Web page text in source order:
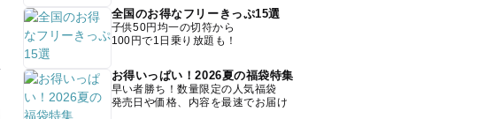
全国のお得なフリーきっぷ15選
子供50円均一の切符から
100円で1日乗り放題も！
お得いっぱい！2026夏の福袋特集
早い者勝ち！数量限定の人気福袋
発売日や価格、内容を最速でお届け